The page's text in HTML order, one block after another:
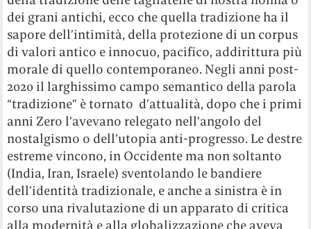
dei grani antichi, ecco che quella tradizione ha il
sapore dell’intimità, della protezione di un corpus
di valori antico e innocuo, pacifico, addirittura più
morale di quello contemporaneo. Negli anni post-
2020 il larghissimo campo semantico della parola
“tradizione” è tornato d’attualità, dopo che i primi
anni Zero l’avevano relegato nell’angolo del
nostalgismo o dell’utopia anti-progresso. Le destre
estreme vincono, in Occidente ma non soltanto
(India, Iran, Israele) sventolando le bandiere
dell’identità tradizionale, e anche a sinistra è in
corso una rivalutazione di un apparato di critica
alla modernità e alla globalizzazione che aveva